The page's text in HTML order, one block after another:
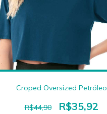
Croped Oversized Petróleo
R$44,90 R$35,92